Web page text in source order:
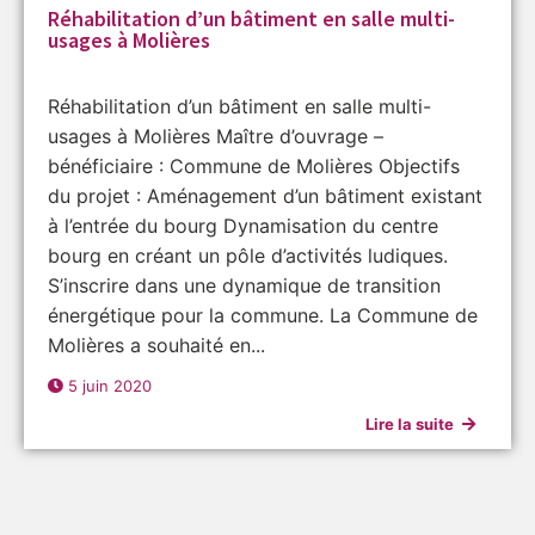
Réhabilitation d’un bâtiment en salle multi-
usages à Molières
Réhabilitation d’un bâtiment en salle multi-
usages à Molières Maître d’ouvrage –
bénéficiaire : Commune de Molières Objectifs
du projet : Aménagement d’un bâtiment existant
à l’entrée du bourg Dynamisation du centre
bourg en créant un pôle d’activités ludiques.
S’inscrire dans une dynamique de transition
énergétique pour la commune. La Commune de
Molières a souhaité en...
5 juin 2020
Lire la suite